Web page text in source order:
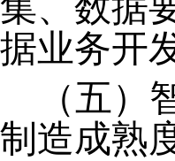
据业务开
（五
制造成熟